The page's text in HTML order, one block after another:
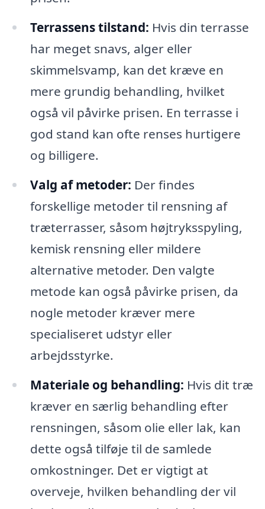
Terrassens tilstand: Hvis din terrasse
har meget snavs, alger eller
skimmelsvamp, kan det kræve en
mere grundig behandling, hvilket
også vil påvirke prisen. En terrasse i
god stand kan ofte renses hurtigere
og billigere.
Valg af metoder: Der findes
forskellige metoder til rensning af
træterrasser, såsom højtryksspyling,
kemisk rensning eller mildere
alternative metoder. Den valgte
metode kan også påvirke prisen, da
nogle metoder kræver mere
specialiseret udstyr eller
arbejdsstyrke.
Materiale og behandling: Hvis dit træ
kræver en særlig behandling efter
rensningen, såsom olie eller lak, kan
dette også tilføje til de samlede
omkostninger. Det er vigtigt at
overveje, hvilken behandling der vil